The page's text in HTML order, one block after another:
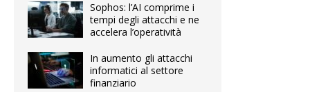
Sophos: l’AI comprime i
tempi degli attacchi e ne
accelera l’operatività
In aumento gli attacchi
informatici al settore
finanziario